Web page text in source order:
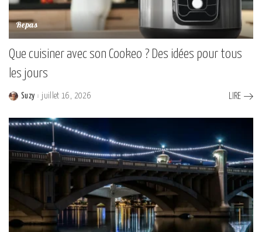
Repas
Que cuisiner avec son Cookeo ? Des idées pour tous
les jours
Posted
Suzy juillet 16, 2026 LIRE